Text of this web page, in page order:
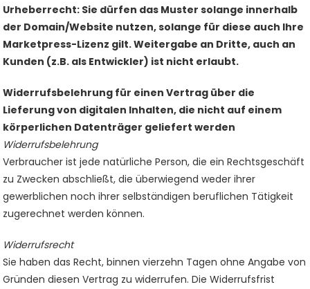
Urheberrecht: Sie dürfen das Muster solange innerhalb
der Domain/Website nutzen, solange für diese auch Ihre
Marketpress-Lizenz gilt. Weitergabe an Dritte, auch an
Kunden (z.B. als Entwickler) ist nicht erlaubt.
Widerrufsbelehrung für einen Vertrag über die
Lieferung von digitalen Inhalten, die nicht auf einem
körperlichen Datenträger geliefert werden
Widerrufsbelehrung
Verbraucher ist jede natürliche Person, die ein Rechtsgeschäft
zu Zwecken abschließt, die überwiegend weder ihrer
gewerblichen noch ihrer selbständigen beruflichen Tätigkeit
zugerechnet werden können.
Widerrufsrecht
Sie haben das Recht, binnen vierzehn Tagen ohne Angabe von
Gründen diesen Vertrag zu widerrufen. Die Widerrufsfrist